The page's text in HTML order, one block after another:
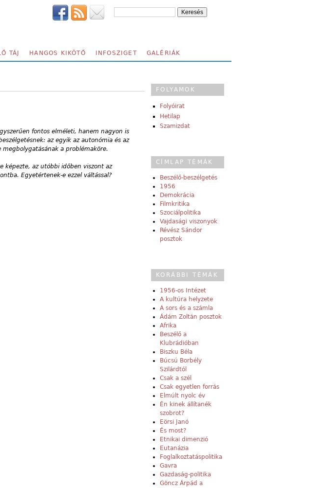
TÁJ HANGOS KIKÖTŐ INFOSZIGET GALÉRIÁK
fontos elméleti, hanem nagyon is
az egyik az autonómia és az
a problémaköre.
képezte, az utóbbi időben viszont az
Egyetértenek-e ezzel váltással?
FOLYAMOK
Folyóirat
Hetilap
Szamizdat
CÍMLAP TÉMÁK
Beszélő-beszélgetés
1956
Demokrácia
Filmkritika
Szociálpolitika
Vajdasági viszonyok
Révész Sándor
posztok
KORÁBBI TÉMÁK
1956-os Intézet
A kultúra helyzete
A sors és a számla
Ádám Zoltán posztok
Afrika
Beszélő a
Klubrádióban
Biszku Béla
Búcsú Borbély
Szilárdtól
Csak a szél
Csak egyetlen forrás
Elmúlt nyolc év
Én kinek állítanék
szobrot?
Eörsi Janó
És most?
Etnikai dimenzió
Eutanázia
Foglalkoztatáspolitika
Gavra
Gazdaság-politika
Göncz Árpád a